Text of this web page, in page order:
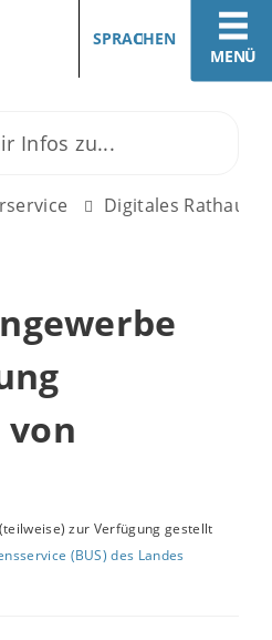
MENÜ
SPRACHEN
Digitales Rathaus
von
zur Verfügung gestellt
(BUS) des Landes